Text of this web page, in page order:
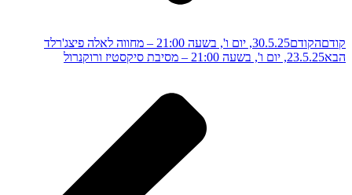
קודםהקודם30.5.25, יום ו', בשעה 21:00 – מחווה לאלה פיצג'רלד
הבא23.5.25, יום ו', בשעה 21:00 – מסיבת סיקסטיז ורוקנרול